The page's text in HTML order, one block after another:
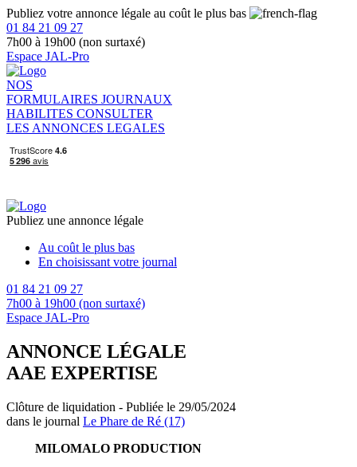
Publiez votre annonce légale au coût le plus bas
01 84 21 09 27
7h00 à 19h00 (non surtaxé)
Espace JAL-Pro
NOS
FORMULAIRES JOURNAUX
HABILITES CONSULTER
LES ANNONCES LEGALES
Publiez une annonce légale
Au coût le plus bas
En choisissant votre journal
01 84 21 09 27
7h00 à 19h00 (non surtaxé)
Espace JAL-Pro
ANNONCE LÉGALE
AAE EXPERTISE
Clôture de liquidation - Publiée le 29/05/2024
dans le journal Le Phare de Ré (17)
MILOMALO PRODUCTION